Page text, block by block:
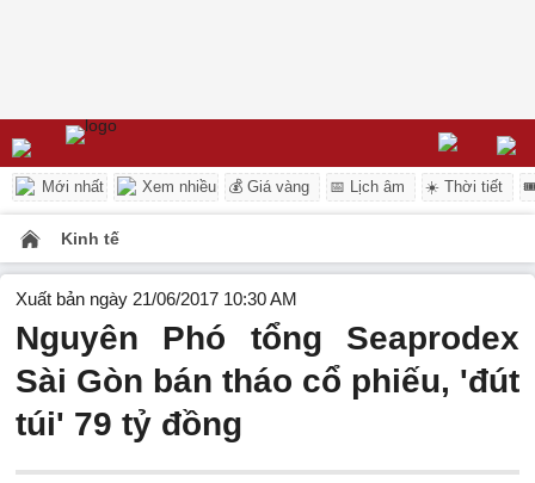
Mới nhất Xem nhiều 💰 Giá vàng 📅 Lịch âm ☀️ Thời tiết
Kinh tế
Xuất bản ngày 21/06/2017 10:30 AM
Nguyên Phó tổng Seaprodex
Sài Gòn bán tháo cổ phiếu, 'đút
túi' 79 tỷ đồng